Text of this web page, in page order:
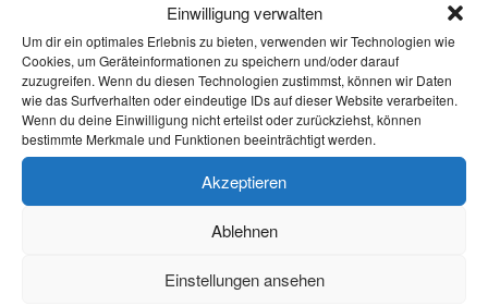
Einwilligung verwalten
Um dir ein optimales Erlebnis zu bieten, verwenden wir Technologien wie
Cookies, um Geräteinformationen zu speichern und/oder darauf
zuzugreifen. Wenn du diesen Technologien zustimmst, können wir Daten
wie das Surfverhalten oder eindeutige IDs auf dieser Website verarbeiten.
Wenn du deine Einwilligung nicht erteilst oder zurückziehst, können
bestimmte Merkmale und Funktionen beeinträchtigt werden.
Akzeptieren
Ablehnen
Einstellungen ansehen
donnerstags ab 18.30 Uhr hybrid
Zoom und im Konferenzraum des AStA statt.
Hier geht's zur AStA Sitzung!
Alle RWTH-Studierenden sind herzlich